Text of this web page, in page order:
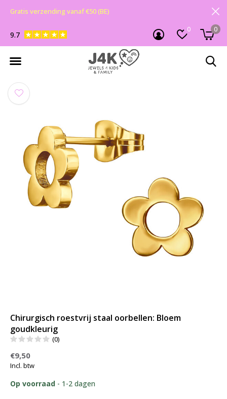
0 0
9.7
Gratis verzending vanaf €50 (BE)
Chirurgisch roestvrij staal oorbellen: Bloem
goudkleurig
(0)
€9,50
Incl. btw
Op voorraad - 1-2 dagen